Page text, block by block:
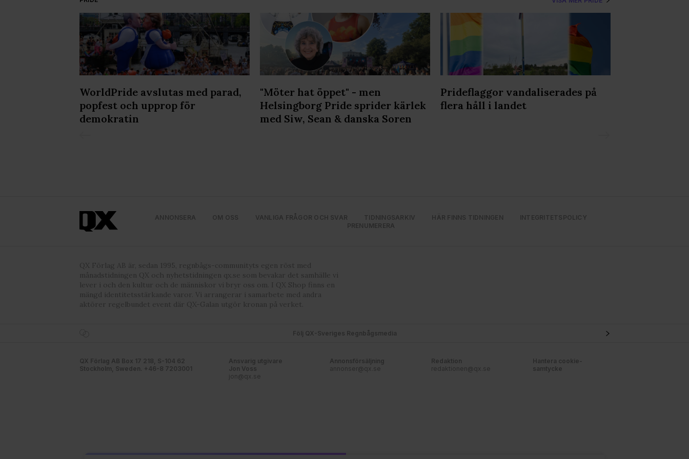
WorldPride avslutas med parad,
popfest och upprop för
demokratin
"Möter hat öppet" - men
Helsingborg Pride sprider kärlek
med Siw, Sean & danska Soren
Prideflaggor vandaliserades på
flera håll i landet
ANNONSERA OM OSS VANLIGA FRÅGOR OCH SVAR TIDNINGSARKIV HÄR FINNS TIDNINGEN
INTEGRITETSPOLICY
PRENUMERERA
QX Förlag AB är, sedan 1995, regnbågs-communityts egen röst med
månadstidningen QX och nyhetstidningen qx.se som bevakar det samhälle vi
lever i och den kultur och de människor vi bryr oss om. I QX Shop finns en
mängd identitetsstärkande varor. Vi arrangerar i samarbete med andra
aktörer regelbundet event där QX-Galan utgör kronan på verket.
Följ QX-Sveriges Regnbågsmedia
QX Förlag AB Box 17 218, S-104 62
Stockholm, Sweden. +46-8 7203001
Ansvarig utgivare
Jon Voss
jon@qx.se
Annonsförsäljning
annonser@qx.se
Redaktion
redaktionen@qx.se
Hantera cookie-
samtycke